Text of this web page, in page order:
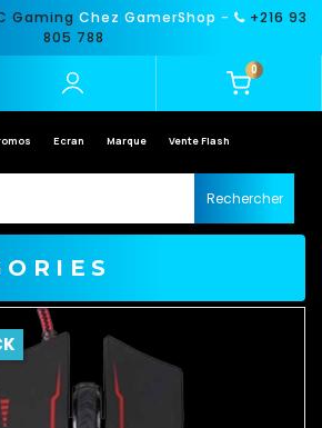
Gaming Chez GamerShop -
+216 93
805 788
0
Ecran Marque Vente Flash
Rechercher